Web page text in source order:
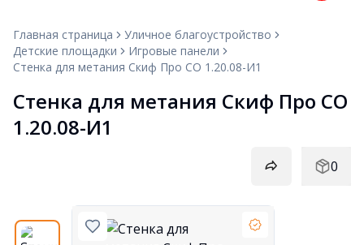
Главная страница
Уличное благоустройство
Детские площадки
Игровые панели
Стенка для метания Скиф Про СО 1.20.08-И1
Стенка для метания Скиф Про СО
1.20.08-И1
0